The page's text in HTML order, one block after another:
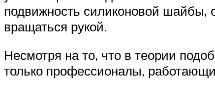
подвижность силиконовой шайбы,
вращаться рукой.
Несмотря на то, что в теории
только профессионалы,